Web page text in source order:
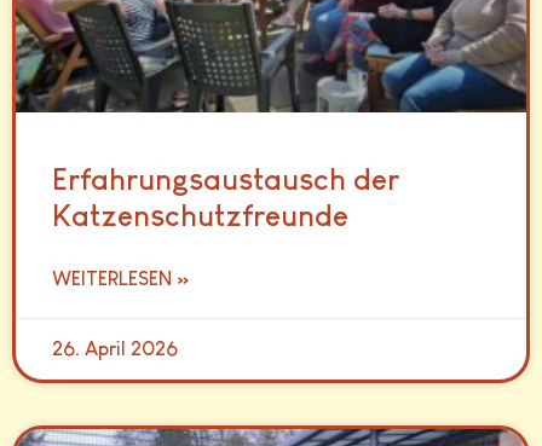
Erfahrungsaustausch der
Katzenschutzfreunde
WEITERLESEN »
26. April 2026